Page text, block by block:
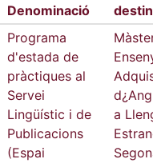
Denominació
Programa
d'estada de
pràctiques al
Servei
Lingüístic i de
Publicacions
(Espai
a